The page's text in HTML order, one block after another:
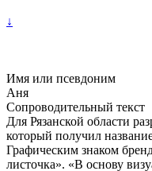
↓
Имя или псевдоним
Аня
Сопроводительный текст
Для Рязанской области
который получил
Графическим знаком
листочка». «В основу